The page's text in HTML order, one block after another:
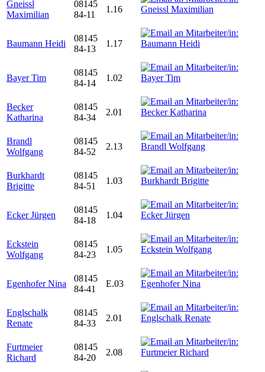
Gneissl
Maximilian
08145
84-11
1.16
Baumann Heidi
08145
84-13
1.17
Bayer Tim
08145
84-14
1.02
Becker
Katharina
08145
84-34
2.01
Brandl
Wolfgang
08145
84-52
2.13
Burkhardt
Brigitte
08145
84-51
1.03
Ecker Jürgen
08145
84-18
1.04
Eckstein
Wolfgang
08145
84-23
1.05
Egenhofer Nina
08145
84-41
E.03
Englschalk
Renate
08145
84-33
2.01
Furtmeier
Richard
08145
84-20
2.08